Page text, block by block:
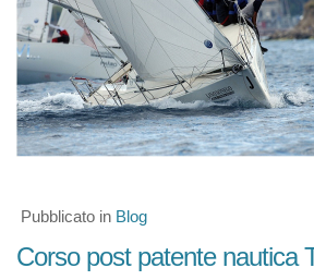
Pubblicato in Blog
Corso post patente nautica